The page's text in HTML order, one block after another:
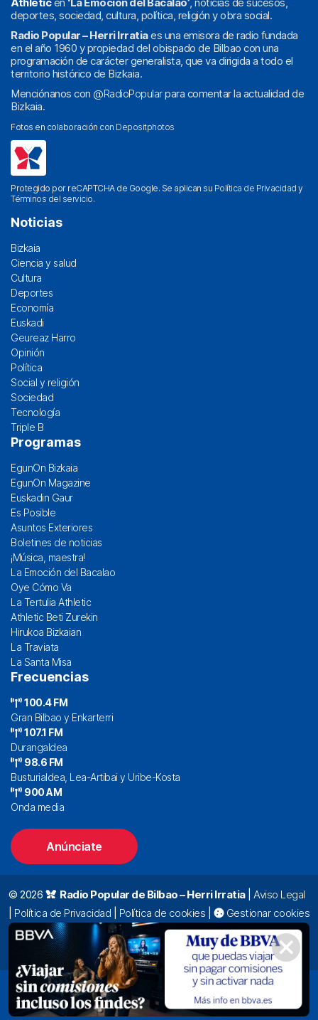
deportes, sociedad, cultura, política, religión y obra social.
Radio Popular – Herri Irratiaes una emisora de radio fundada
en el año 1960 y propiedad del obispado de Bilbao con una
programación de carácter generalista, que va dirigida a todo el
territorio histórico de Bizkaia.
Menciónanos con @RadioPopularpara comentar la actualidad de
Bizkaia.
Fotos en colaboración con Depositphotos
Protegido por reCAPTCHA de Google. Se aplican su Política de Privacidad y
Términos del servicio.
Noticias
Bizkaia
Ciencia y salud
Cultura
Deportes
Economía
Euskadi
Geureaz Harro
Opinión
Política
Social y religión
Sociedad
Tecnología
Triple B
Programas
EgunOn Bizkaia
EgunOn Magazine
Euskadin Gaur
Es Posible
Asuntos Exteriores
Boletines de noticias
¡Música, maestra!
La Emoción del Bacalao
Oye Cómo Va
La Tertulia Athletic
Athletic Beti Zurekin
Hirukoa Bizkaian
La Traviata
La Santa Misa
Frecuencias
100.4 FM
Gran Bilbao y Enkarterri
107.1 FM
Durangaldea
98.6 FM
Busturialdea, Lea-Artibai y Uribe-Kosta
900 AM
Onda media
Anúnciate
© 2026 Radio Popular de Bilbao – Herri Irratia| Aviso Legal
Política de Privacidad Política de cookies
Gestionar cookies
Alda. Mazarredo, 47 – 7º 48009 Bilbao |
94 423 92 00|
oyentes@radiopopular.com